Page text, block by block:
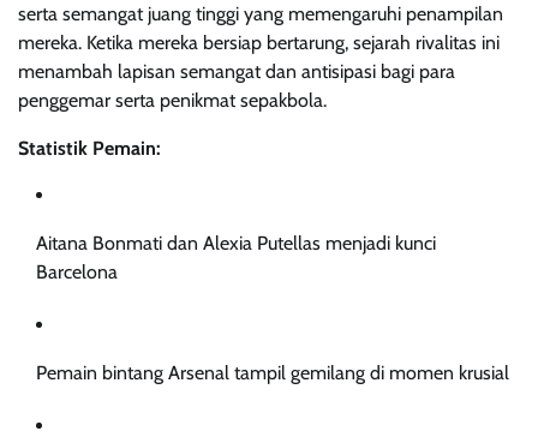
serta semangat juang tinggi yang memengaruhi penampilan
mereka. Ketika mereka bersiap bertarung, sejarah rivalitas ini
menambah lapisan semangat dan antisipasi bagi para
penggemar serta penikmat sepakbola.
Statistik Pemain:
Aitana Bonmati dan Alexia Putellas menjadi kunci
Barcelona
Pemain bintang Arsenal tampil gemilang di momen krusial